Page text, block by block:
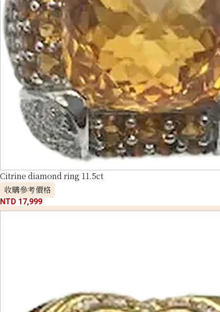
Citrine diamond ring 11.5ct
收購參考價格
NTD 17,999